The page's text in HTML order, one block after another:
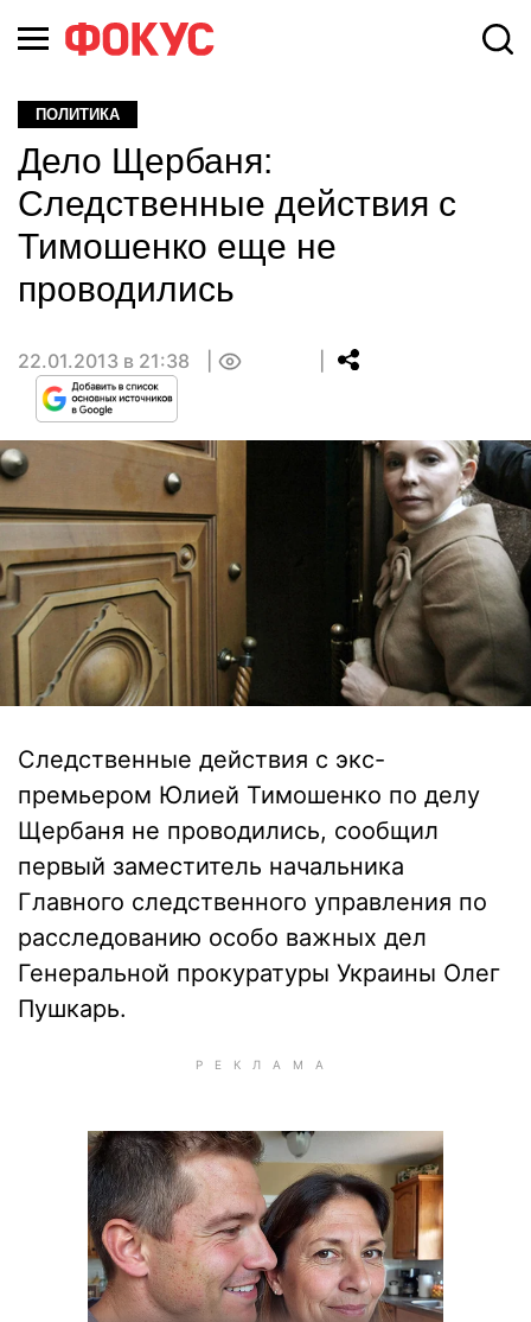
ПОЛИТИКА
Дело Щербаня:
Следственные действия с
Тимошенко еще не
проводились
22.01.2013 в 21:38
Следственные действия с экс-
премьером Юлией Тимошенко по делу
Щербаня не проводились, сообщил
первый заместитель начальника
Главного следственного управления по
расследованию особо важных дел
Генеральной прокуратуры Украины Олег
Пушкарь.